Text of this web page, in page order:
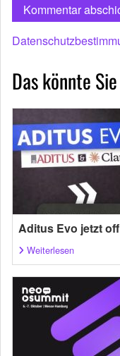
Das könnte
Aditus Evo jetzt
Weiterlesen